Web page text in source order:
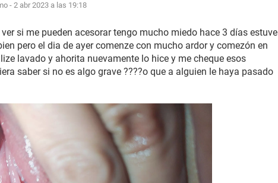
-2 abr 2023 a las 19:18
si me pueden acesorar tengo mucho miedo hace 3 días estuve
pero el dia de ayer comenze con mucho ardor y comezón en
lavado y ahorita nuevamente lo hice y me cheque esos
saber si no es algo grave ????o que a alguien le haya pasado